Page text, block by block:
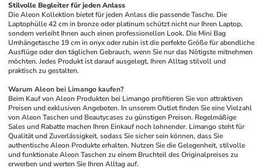
Stilvolle Begleiter für jeden Anlass
Die Aleon Kollektion bietet für jeden Anlass die passende Tasche. Die
Laptophülle 42 cm in bronze oder platinum schützt nicht nur Ihren Laptop,
sondern verleiht Ihnen auch einen professionellen Look. Die Mini Bag
Umhängetasche 19 cm in onyx oder rubin ist die perfekte Größe für abendliche
Ausflüge oder den täglichen Gebrauch, wenn Sie nur das Nötigste mitnehmen
möchten. Jedes Produkt ist darauf ausgelegt, Ihren Alltag stilvoll und
praktisch zu gestalten.
Warum Aleon bei Limango kaufen?
Beim Kauf von Aleon Produkten bei Limango profitieren Sie von attraktiven
Preisen und exklusiven Angeboten. In unserem Outlet finden Sie eine Vielzahl
von Aleon Taschen und Beautycases zu günstigen Preisen. Regelmäßige
Sales und Rabatte machen Ihren Einkauf noch lohnender. Limango steht für
Qualität und Zuverlässigkeit, sodass Sie sicher sein können, dass Sie
authentische Aleon Produkte erhalten. Nutzen Sie die Gelegenheit, stilvolle
und funktionale Aleon Taschen zu einem Bruchteil des Originalpreises zu
erwerben und werten Sie Ihren Alltag auf.